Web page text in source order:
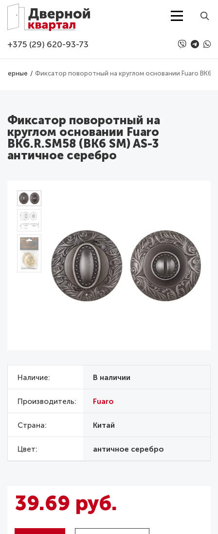
Перейти к основному содержанию
+375 (29) 620-93-73
Фиксатор поворотный на круглом основании Fuaro
Фиксатор поворотный на
круглом основании Fuaro
BK6.R.SM58 (BK6 SM) AS-3
античное серебро
Наличие В наличии
Производитель Fuaro
Страна Китай
Цвет античное серебро
39.69 руб.